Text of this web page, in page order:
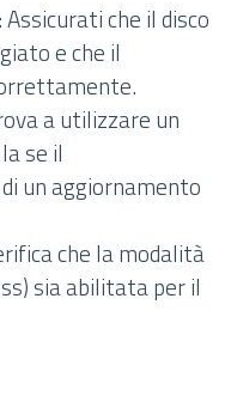
: Assicurati che il disco
e che il
a utilizzare un
se il
un aggiornamento
che la modalità
sia abilitata per il